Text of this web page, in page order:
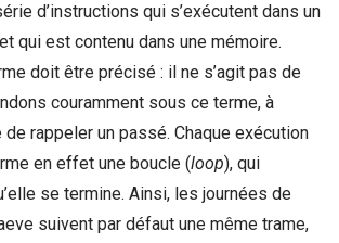
d’instructions qui s’exécutent dans un
qui est contenu dans une mémoire.
doit être précisé : il ne s’agit pas de
couramment sous ce terme, à
rappeler un passé. Chaque exécution
en effet une boucle (loop), qui
se termine. Ainsi, les journées de
suivent par défaut une même trame,